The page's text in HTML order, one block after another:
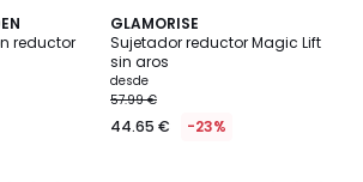
reductor
GLAMORISE
Sujetador reductor Magic Lift
sin aros
desde
57.99 €
44.65 € -23%
4,4
/ 5
2
Colores